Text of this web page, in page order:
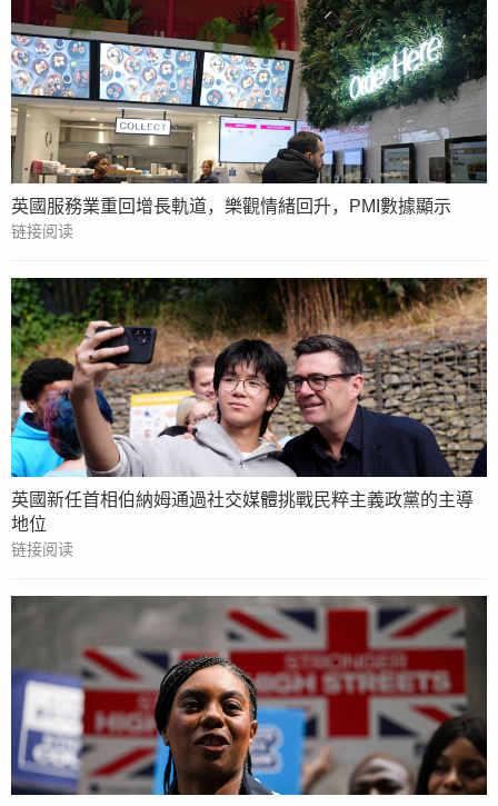
英國服務業重回增長軌道，樂觀情緒回升，PMI數據顯示
链接阅读
英國新任首相伯納姆通過社交媒體挑戰民粹主義政黨的主導
地位
链接阅读